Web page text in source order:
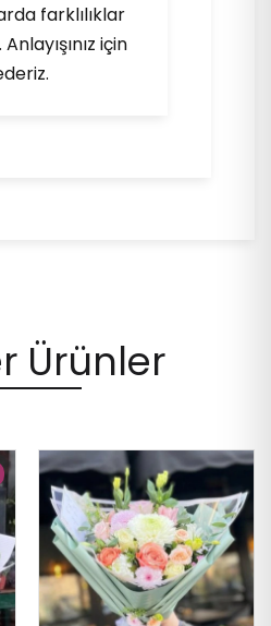
farklılıklar
için
Ürünler